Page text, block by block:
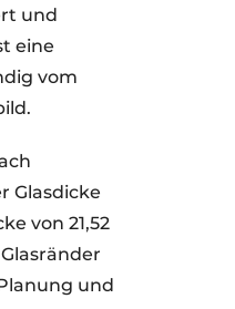
und
eine
vom
Glasdicke
von 21,52
und